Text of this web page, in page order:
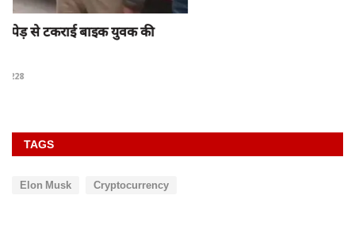
rexpress Jul 5, 2023 0
TAGS
Elon Musk Cryptocurrency